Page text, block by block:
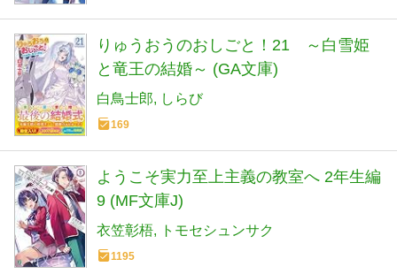
りゅうおうのおしごと！21 ～白雪姫
と竜王の結婚～ (GA文庫)
白鳥士郎 しらび
169
ようこそ実力至上主義の教室へ 2年生編
9 (MF文庫J)
衣笠彰梧 トモセシュンサク
1195